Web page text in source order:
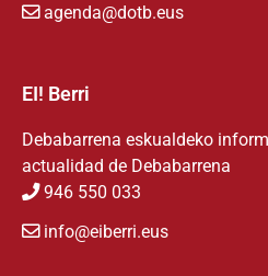
agenda@dotb.eus
EI! Berri
Debabarrena eskualdeko
actualidad de Debabarrena
946 550 033
info@eiberri.eus